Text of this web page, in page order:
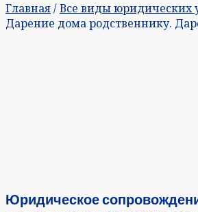
Главная/Все виды юридических
Дарение дома родственнику.
Юридическое